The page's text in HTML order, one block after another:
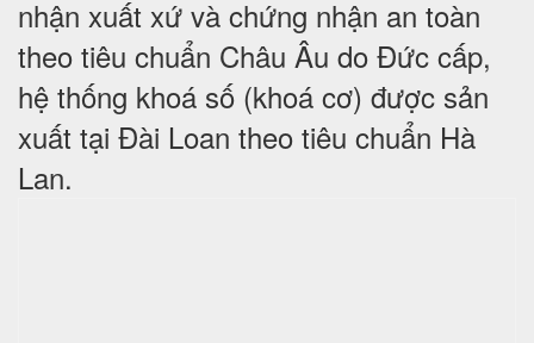
nhận xuất xứ và chứng nhận an toàn
theo tiêu chuẩn Châu Âu do Đức cấp,
hệ thống khoá số (khoá cơ) được sản
xuất tại Đài Loan theo tiêu chuẩn Hà
Lan.